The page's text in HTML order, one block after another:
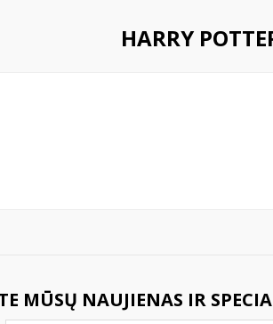
HARRY
MŪSŲ NAUJIENAS IR